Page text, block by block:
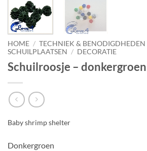
HOME / TECHNIEK & BENODIGDHEDEN
SCHUILPLAATSEN / DECORATIE
Schuilroosje – donkergroen
Baby shrimp shelter
Donkergroen